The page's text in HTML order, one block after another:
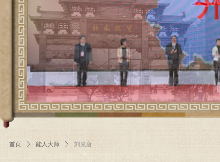
首页 ꄲ 能人大师 ꄲ 刘克唐